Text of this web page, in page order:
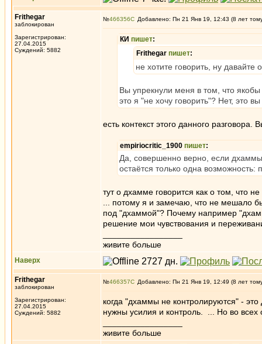
Frithegar
заблокирован
Зарегистрирован:
27.04.2015
Суждений: 5882
№466356 Добавлено: Пн 21 Янв 19, 12:43 (8 лет
КИ пишет:
Frithegar пишет:
не хотите говорить, ну
Вы упрекнули меня в том, что
это я "не хочу говорить"? Нет, это
есть контекст этого данного
empiriocritic_1900 пишет:
Да, совершенно верно, если
остаётся только одна
тут о дхамме говорится как о том, что
... потому я и замечаю, что не мешало
под "дхаммой"? Почему например
решение мои чувствования и
живите больше
Наверх
Frithegar
заблокирован
Зарегистрирован:
27.04.2015
Суждений: 5882
№466357 Добавлено: Пн 21 Янв 19, 12:49 (8 лет
когда "дхаммы не контролируются" -
нужны усилия и контроль. ... Но во всех
живите больше